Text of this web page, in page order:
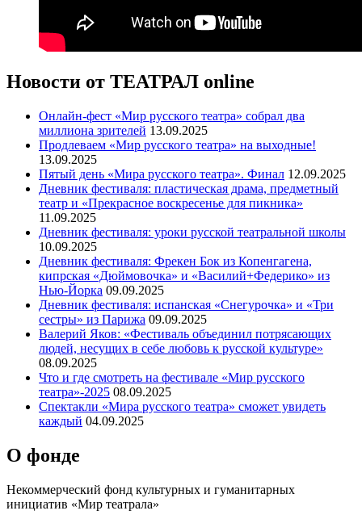
Новости от ТЕАТРАЛ online
Онлайн-фест «Мир русского театра» собрал два
миллиона зрителей 13.09.2025
Продлеваем «Мир русского театра» на выходные!
13.09.2025
Пятый день «Мира русского театра». Финал 12.09.2025
Дневник фестиваля: пластическая драма, предметный
театр и «Прекрасное воскресенье для пикника»
11.09.2025
Дневник фестиваля: уроки русской театральной школы
10.09.2025
Дневник фестиваля: Фрекен Бок из Копенгагена,
кипрская «Дюймовочка» и «Василий+Федерико» из
Нью-Йорка 09.09.2025
Дневник фестиваля: испанская «Снегурочка» и «Три
сестры» из Парижа 09.09.2025
Валерий Яков: «Фестиваль объединил потрясающих
людей, несущих в себе любовь к русской культуре»
08.09.2025
Что и где смотреть на фестивале «Мир русского
театра»-2025 08.09.2025
Спектакли «Мира русского театра» сможет увидеть
каждый 04.09.2025
О фонде
Некоммерческий фонд культурных и гуманитарных
инициатив «Мир театрала»